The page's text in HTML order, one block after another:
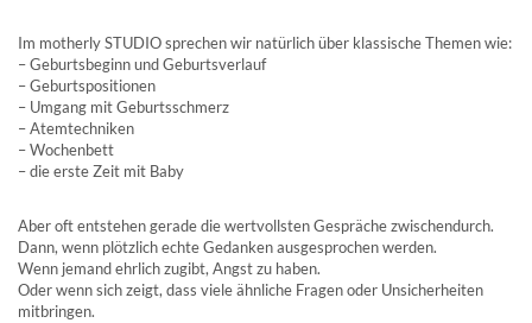
Im motherly STUDIO sprechen wir natürlich über klassische Themen wie:
– Geburtsbeginn und Geburtsverlauf
– Geburtspositionen
– Umgang mit Geburtsschmerz
– Atemtechniken
– Wochenbett
– die erste Zeit mit Baby
Aber oft entstehen gerade die wertvollsten Gespräche zwischendurch.
Dann, wenn plötzlich echte Gedanken ausgesprochen werden.
Wenn jemand ehrlich zugibt, Angst zu haben.
Oder wenn sich zeigt, dass viele ähnliche Fragen oder Unsicherheiten
mitbringen.